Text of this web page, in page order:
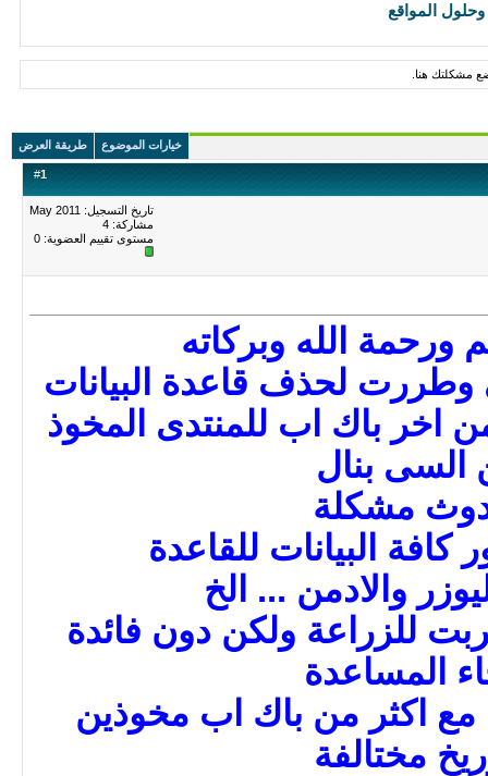
المواقع
مشكلتك هنا.
خيارات الموضوع طريقة العرض
#1
تاريخ التسجيل: May 2011
مشاركة: 4
مستوى تقييم العضوية: 0
ورحمة الله وبركاته
وطررت لحذف قاعدة البيانات
اخر باك اب للمنتدى المخوذ
السى بنال
مشكلة
البيانات للقاعدة
والادمن ... الخ
للزراعة ولكن دون فائدة
المساعدة
مع اكثر من باك اب مخوذين
مختالفة